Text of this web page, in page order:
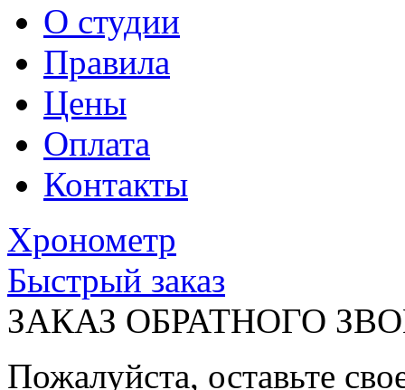
О студии
Правила
Цены
Оплата
Контакты
Хронометр
Быстрый заказ
ЗАКАЗ ОБРАТНОГО
Пожалуйста, оставьте